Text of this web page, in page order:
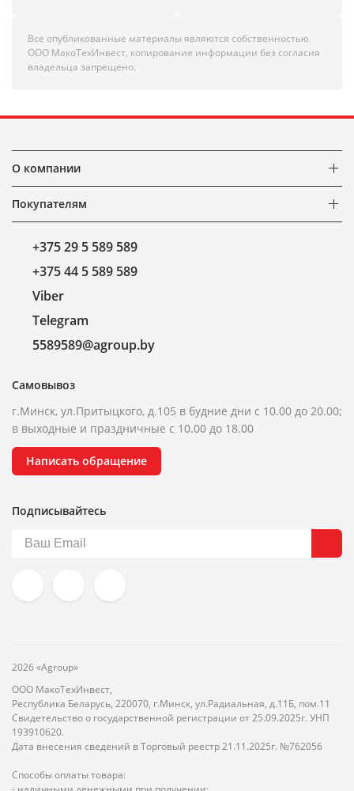
Все опубликованные материалы являются собственностью
ООО МакоТехИнвест, копирование информации без согласия
владельца запрещено.
О компании
Покупателям
+375 29 5 589 589
+375 44 5 589 589
Viber
Telegram
5589589@agroup.by
Самовывоз
г.Минск, ул.Притыцкого, д.105 в будние дни с 10.00 до 20.00;
в выходные и праздничные с 10.00 до 18.00
Написать обращение
Подписывайтесь
2026 «Agroup»
ООО МакоТехИнвест,
Республика Беларусь, 220070, г.Минск, ул.Радиальная, д.11Б, пом.11
Свидетельство о государственной регистрации от 25.09.2025г. УНП
193910620.
Дата внесения сведений в Торговый реестр 21.11.2025г. №762056
Способы оплаты товара: